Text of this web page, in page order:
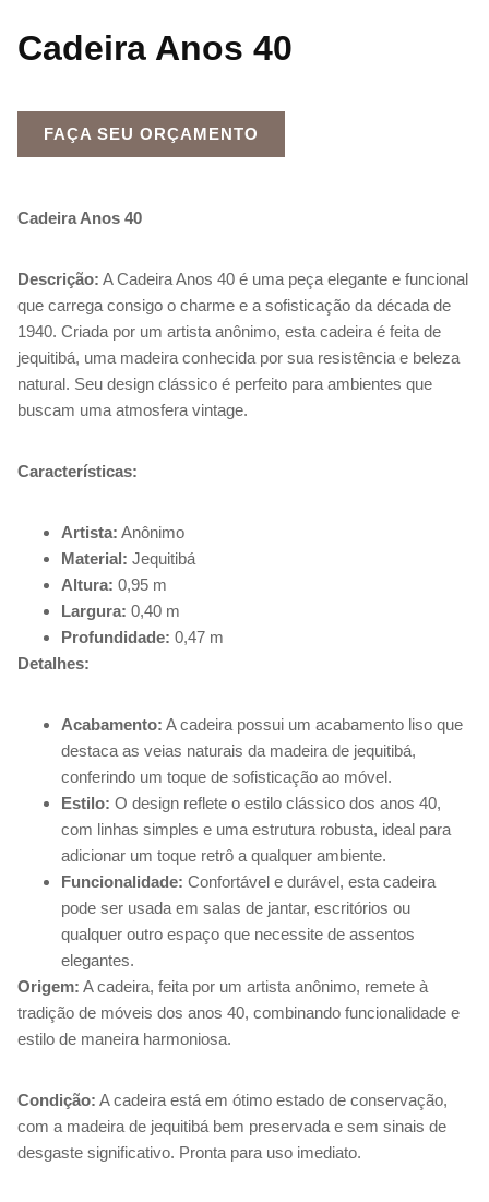
Cadeira Anos 40
FAÇA SEU ORÇAMENTO
Cadeira Anos 40
Descrição: A Cadeira Anos 40 é uma peça elegante e funcional
que carrega consigo o charme e a sofisticação da década de
1940. Criada por um artista anônimo, esta cadeira é feita de
jequitibá, uma madeira conhecida por sua resistência e beleza
natural. Seu design clássico é perfeito para ambientes que
buscam uma atmosfera vintage.
Características:
Artista: Anônimo
Material: Jequitibá
Altura: 0,95 m
Largura: 0,40 m
Profundidade: 0,47 m
Detalhes:
Acabamento: A cadeira possui um acabamento liso que
destaca as veias naturais da madeira de jequitibá,
conferindo um toque de sofisticação ao móvel.
Estilo: O design reflete o estilo clássico dos anos 40,
com linhas simples e uma estrutura robusta, ideal para
adicionar um toque retrô a qualquer ambiente.
Funcionalidade: Confortável e durável, esta cadeira
pode ser usada em salas de jantar, escritórios ou
qualquer outro espaço que necessite de assentos
elegantes.
Origem: A cadeira, feita por um artista anônimo, remete à
tradição de móveis dos anos 40, combinando funcionalidade e
estilo de maneira harmoniosa.
Condição: A cadeira está em ótimo estado de conservação,
com a madeira de jequitibá bem preservada e sem sinais de
desgaste significativo. Pronta para uso imediato.